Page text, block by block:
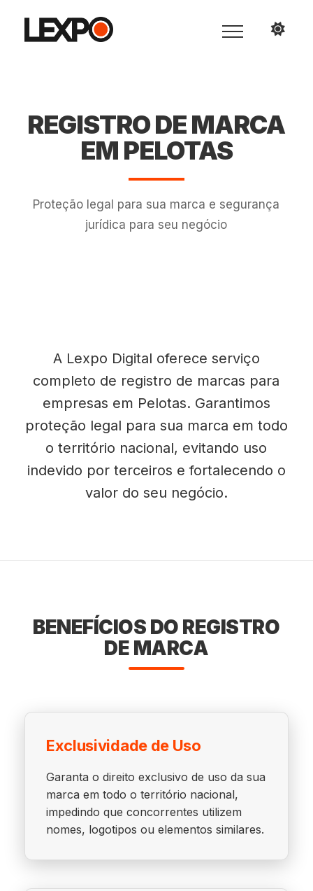
REGISTRO DE MARCA
EM PELOTAS
Proteção legal para sua marca e segurança
jurídica para seu negócio
A Lexpo Digital oferece serviço
completo de registro de marcas para
empresas em Pelotas. Garantimos
proteção legal para sua marca em todo
o território nacional, evitando uso
indevido por terceiros e fortalecendo o
valor do seu negócio.
BENEFÍCIOS DO REGISTRO
DE MARCA
Exclusividade de Uso
Garanta o direito exclusivo de uso da sua
marca em todo o território nacional,
impedindo que concorrentes utilizem
nomes, logotipos ou elementos similares.